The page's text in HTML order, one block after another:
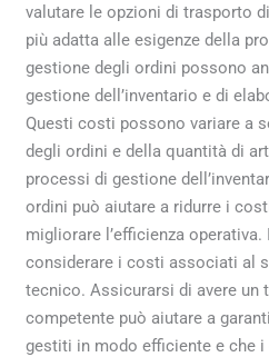
valutare le opzioni di trasporto
più adatta alle esigenze della
gestione degli ordini possono
gestione dell’inventario e di
Questi costi possono variare a
degli ordini e della quantità di
processi di gestione
ordini può aiutare a ridurre i
migliorare l’efficienza
considerare i costi associati al
tecnico. Assicurarsi di avere un
competente può aiutare a
gestiti in modo efficiente e che